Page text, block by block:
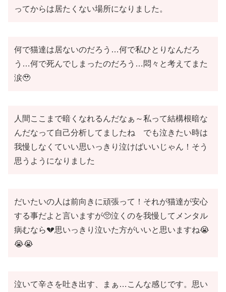
ってからは居たくない場所になりました。
何で猫達は居ないのだろう…何で私ひとりなんだろ
う…何で死んでしまったのだろう…悶々と考えてまた
涙🥹
人間ここまで暗くなれるんだなぁ～私って結構根暗な
んだなって自己分析してましたね でも泣きたい時は
我慢しなくていい思いっきり泣けばいいじゃん！そう
思うようになりました
だいたいの人は前向きに頑張って！それが猫達が安心
する事だよと言いますが🥺泣くのを我慢してメンタル
病むなら💔思いっきり泣いた方がいいと思いますね😭
😭😭
泣いて辛さを吐き出す、まぁ…こんな感じです。思い